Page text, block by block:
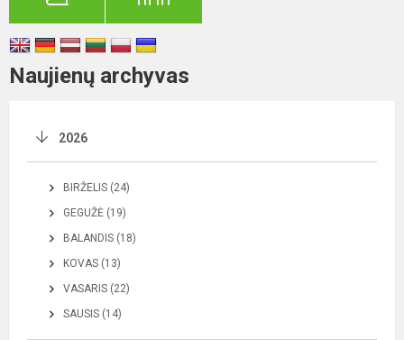
Naujienų archyvas
2026
BIRŽELIS (24)
GEGUŽĖ (19)
BALANDIS (18)
KOVAS (13)
VASARIS (22)
SAUSIS (14)